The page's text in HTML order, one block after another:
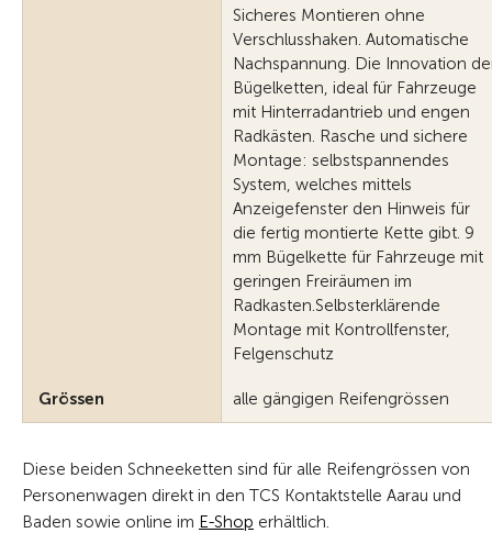
Sicheres Montieren ohne
Verschlusshaken. Automatische
Nachspannung. Die Innovation
Bügelketten, ideal für Fahrzeuge
mit Hinterradantrieb und engen
Radkästen. Rasche und sichere
Montage: selbstspannendes
System, welches mittels
Anzeigefenster den Hinweis für
die fertig montierte Kette gibt. 9
mm Bügelkette für Fahrzeuge mit
geringen Freiräumen im
Radkasten.Selbsterklärende
Montage mit Kontrollfenster,
Felgenschutz
Grössen alle gängigen Reifengrössen
Diese beiden Schneeketten sind für alle Reifengrössen von
Personenwagen direkt in den TCS Kontaktstelle Aarau und
Baden sowie online im E-Shop erhältlich.